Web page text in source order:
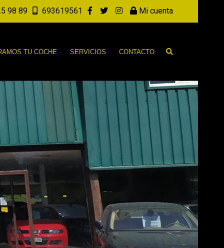
98 89 693619561 Mi cuenta
TU COCHE SERVICIOS CONTACTO